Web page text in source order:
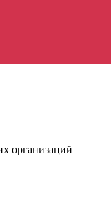
организаций